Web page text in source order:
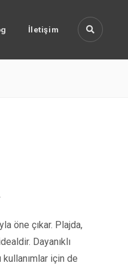
İletişim
öne çıkar. Plajda,
Dayanıklı
için de